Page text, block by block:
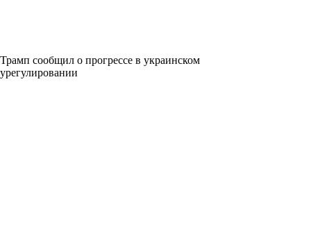
Трамп сообщил о прогрессе в украинском
урегулировании